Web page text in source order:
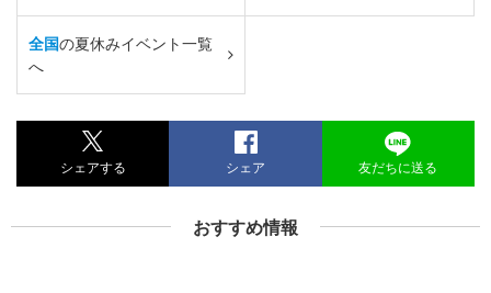
全国の夏休みイベント一覧
へ
シェアする シェア 友だちに送る
おすすめ情報